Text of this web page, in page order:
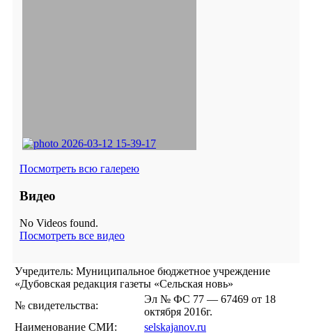
Посмотреть всю галерею
Видео
No Videos found.
Посмотреть все видео
Учредитель: Муниципальное бюджетное учреждение
«Дубовская редакция газеты «Сельская новь»
№ свидетельства:
Эл № ФС 77 — 67469 от 18
октября 2016г.
Наименование СМИ:
selskajanov.ru